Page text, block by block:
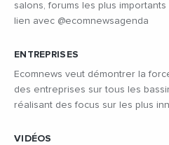
salons, forums les plus
lien avec @ecomnewsagenda
ENTREPRISES
Ecomnews veut démontrer la
des entreprises sur tous les
réalisant des focus sur les plus
VIDÉOS